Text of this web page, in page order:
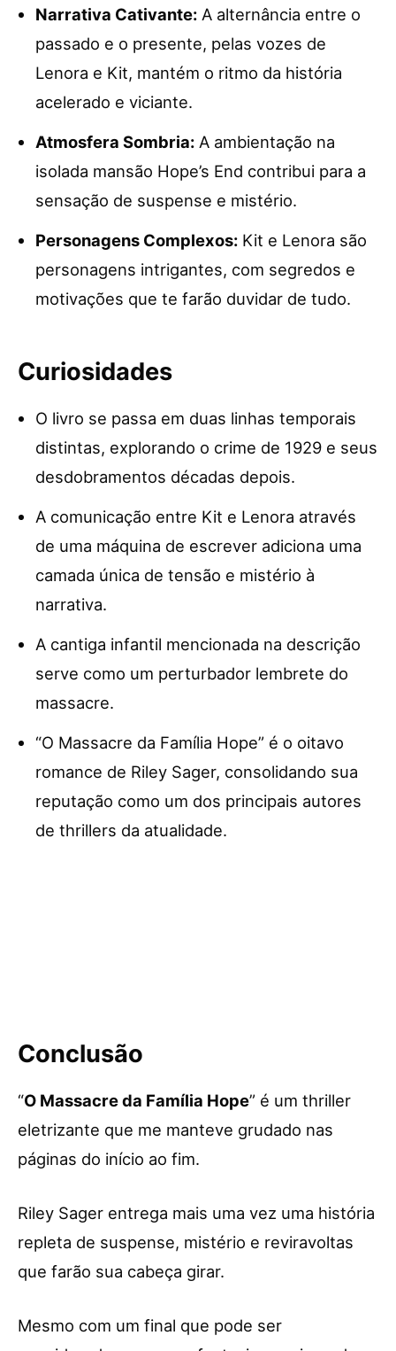
Narrativa Cativante: A alternância entre o
passado e o presente, pelas vozes de
Lenora e Kit, mantém o ritmo da história
acelerado e viciante.
Atmosfera Sombria: A ambientação na
isolada mansão Hope’s End contribui para a
sensação de suspense e mistério.
Personagens Complexos: Kit e Lenora são
personagens intrigantes, com segredos e
motivações que te farão duvidar de tudo.
Curiosidades
O livro se passa em duas linhas temporais
distintas, explorando o crime de 1929 e seus
desdobramentos décadas depois.
A comunicação entre Kit e Lenora através
de uma máquina de escrever adiciona uma
camada única de tensão e mistério à
narrativa.
A cantiga infantil mencionada na descrição
serve como um perturbador lembrete do
massacre.
“O Massacre da Família Hope” é o oitavo
romance de Riley Sager, consolidando sua
reputação como um dos principais autores
de thrillers da atualidade.
Conclusão
“O Massacre da Família Hope” é um thriller
eletrizante que me manteve grudado nas
páginas do início ao fim.
Riley Sager entrega mais uma vez uma história
repleta de suspense, mistério e reviravoltas
que farão sua cabeça girar.
Mesmo com um final que pode ser